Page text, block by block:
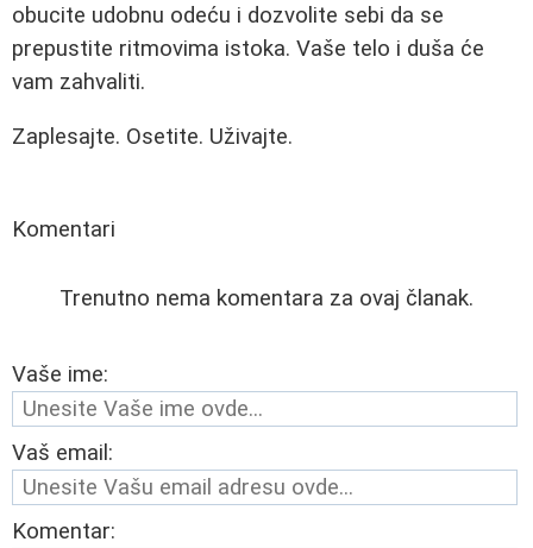
obucite udobnu odeću i dozvolite sebi da se
prepustite ritmovima istoka. Vaše telo i duša će
vam zahvaliti.
Zaplesajte. Osetite. Uživajte.
Komentari
Trenutno nema komentara za ovaj članak.
Vaše ime:
Vaš email:
Komentar: